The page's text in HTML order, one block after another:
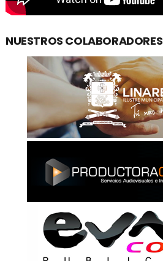
NUESTROS COLABORADORES